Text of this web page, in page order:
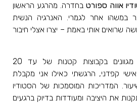
אווה ספורט בחדרה. מהרגע הראשון
במשהו אחר לגמרי. האנרגיה הנשית
שרואים אותי באמת – יצרו אצלי חיבור
בסטודיו, המשלב חוגים מגוונים בקבוצות קטנות של עד 20
קפדני, הרגשתי כאילו אני מקבלת
המדריכות המוסמכות של הסטודיו
את היציבה ומעודדות בדיוק ברגעים